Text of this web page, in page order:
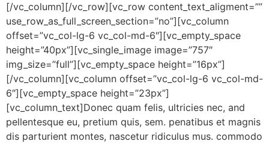
[/vc_column][/vc_row][vc_row content_text_aligment=””
use_row_as_full_screen_section=”no”][vc_column
offset=”vc_col-lg-6 vc_col-md-6″][vc_empty_space
height=”40px”][vc_single_image image=”757″
img_size=”full”][vc_empty_space height=”16px”]
[/vc_column][vc_column offset=”vc_col-lg-6 vc_col-md-
6″][vc_empty_space height=”23px”]
[vc_column_text]Donec quam felis, ultricies nec, and
pellentesque eu, pretium quis, sem. penatibus et magnis
dis parturient montes, nascetur ridiculus mus. commodo